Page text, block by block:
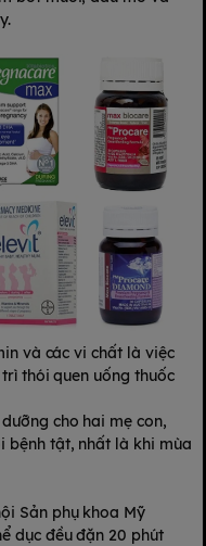
và các vi chất là việc
thói quen uống thuốc
cho hai mẹ con,
bệnh tật, nhất là khi mùa
Sản phụ khoa Mỹ
dục đều đặn 20 phút